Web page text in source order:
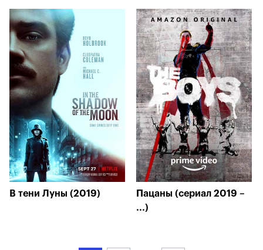
В тени Луны (2019)
Пацаны (сериал 2019 –
...)